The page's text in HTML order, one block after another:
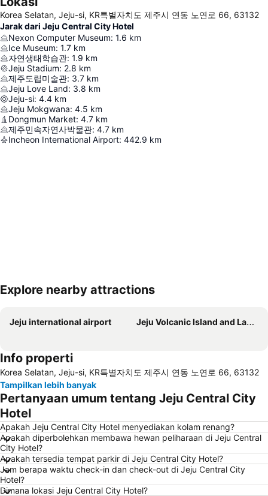
Korea Selatan, Jeju-si, KR특별자치도 제주시 연동 노연로 66, 63132
Jarak dari Jeju Central City Hotel
Nexon Computer Museum: 1.6 km
Ice Museum: 1.7 km
자연생태학습관: 1.9 km
Jeju Stadium: 2.8 km
제주도립미술관: 3.7 km
Jeju Love Land: 3.8 km
Jeju-si: 4.4 km
Jeju Mokgwana: 4.5 km
Dongmun Market: 4.7 km
제주민속자연사박물관: 4.7 km
Incheon International Airport: 442.9 km
Explore nearby attractions
Jeju international airport Jeju Volcanic Island and Lava Tubes
Info properti
Korea Selatan, Jeju-si, KR특별자치도 제주시 연동 노연로 66, 63132
Tampilkan lebih banyak
Pertanyaan umum tentang Jeju Central City
Hotel
Apakah Jeju Central City Hotel menyediakan kolam renang?
Apakah diperbolehkan membawa hewan peliharaan di Jeju Central
City Hotel?
Apakah tersedia tempat parkir di Jeju Central City Hotel?
Jam berapa waktu check-in dan check-out di Jeju Central City
Hotel?
Dimana lokasi Jeju Central City Hotel?